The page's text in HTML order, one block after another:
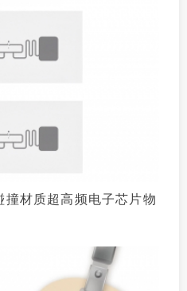
材质超高频电子芯片物